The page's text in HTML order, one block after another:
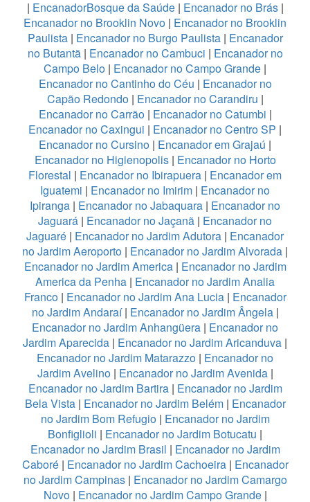
| EncanadorBosque da Saúde| Encanador no Brás|
Encanador no Brooklin Novo | Encanador no Brooklin
Paulista| Encanador no Burgo Paulista| Encanador
no Butantã| Encanador no Cambuci | Encanador no
Campo Belo | Encanador no Campo Grande |
Encanador no Cantinho do Céu | Encanador no
Capão Redondo| Encanador no Carandiru |
Encanador no Carrão| Encanador no Catumbi |
Encanador no Caxingui | Encanador no Centro SP |
Encanador no Cursino | Encanador em Grajaú |
Encanador no Higienopolis| Encanador no Horto
Florestal | Encanador no Ibirapuera | Encanador em
Iguatemi | Encanador no Imirim | Encanador no
Ipiranga | Encanador no Jabaquara | Encanador no
Jaguará | Encanador no Jaçanã | Encanador no
Jaguaré | Encanador no Jardim Adutora | Encanador
no Jardim Aeroporto | Encanador no Jardim Alvorada |
Encanador no Jardim America| Encanador no Jardim
America da Penha | Encanador no Jardim Analia
Franco| Encanador no Jardim Ana Lucia| Encanador
no Jardim Andaraí| Encanador no Jardim Ângela|
Encanador no Jardim Anhangüera | Encanador no
Jardim Aparecida | Encanador no Jardim Aricanduva |
Encanador no Jardim Matarazzo | Encanador no
Jardim Avelino| Encanador no Jardim Avenida|
Encanador no Jardim Bartira| Encanador no Jardim
Bela Vista| Encanador no Jardim Belém| Encanador
no Jardim Bom Refugio| Encanador no Jardim
Bonfiglioli | Encanador no Jardim Botucatu |
Encanador no Jardim Brasil | Encanador no Jardim
Caboré| Encanador no Jardim Cachoeira| Encanador
no Jardim Campinas| Encanador no Jardim Camargo
Novo| Encanador no Jardim Campo Grande|